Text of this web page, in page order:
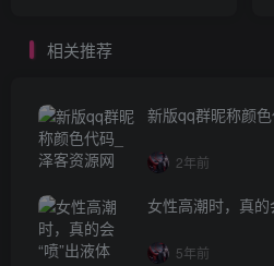
相关推荐
新版qq群昵称颜
2年前
女性高潮时，真的
5年前